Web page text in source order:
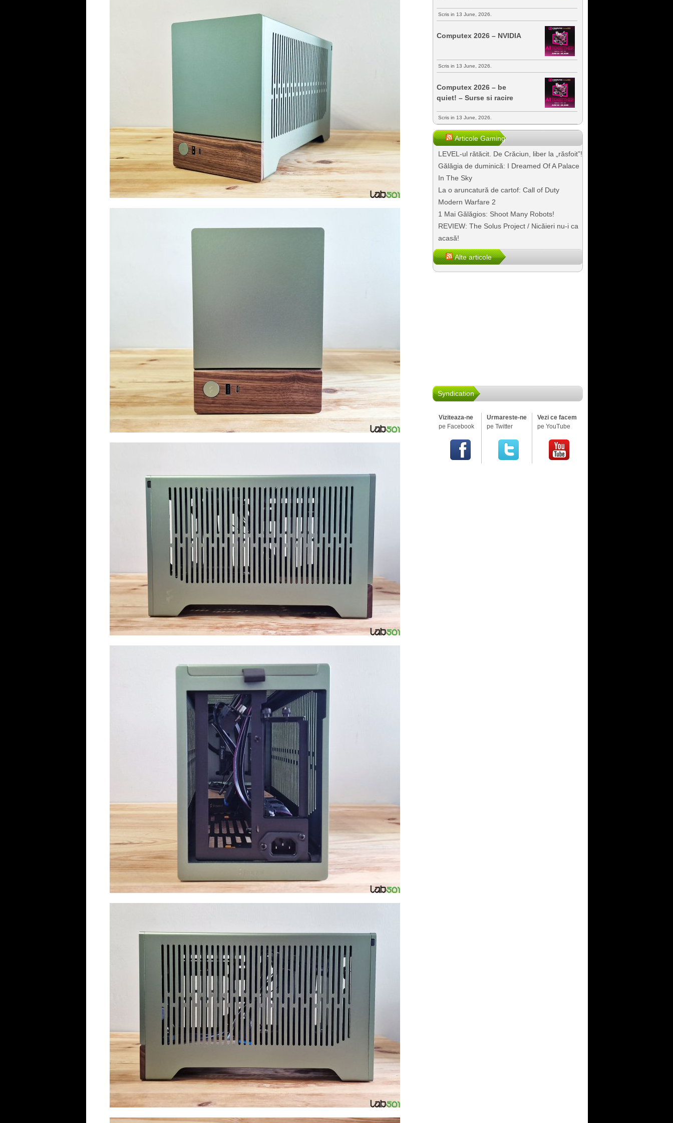
Scris in 13 June, 2026.
Computex 2026 – NVIDIA
Scris in 13 June, 2026.
Computex 2026 – be
quiet! – Surse si racire
Scris in 13 June, 2026.
Articole Gaming
LEVEL-ul rătăcit. De Crăciun, liber la „răsfoit”!
Gălăgia de duminică: I Dreamed Of A Palace
In The Sky
La o aruncatură de cartof: Call of Duty
Modern Warfare 2
1 Mai Gălăgios: Shoot Many Robots!
REVIEW: The Solus Project / Nicăieri nu-i ca
acasă!
Alte articole
Syndication
Viziteaza-ne
pe Facebook
Urmareste-ne
pe Twitter
Vezi ce facem
pe YouTube